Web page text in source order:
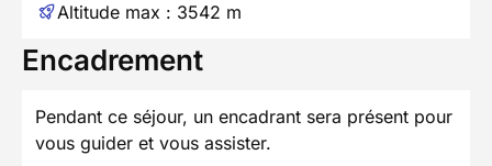
Altitude max : 3542 m
Encadrement
Pendant ce séjour, un encadrant sera présent pour
vous guider et vous assister.